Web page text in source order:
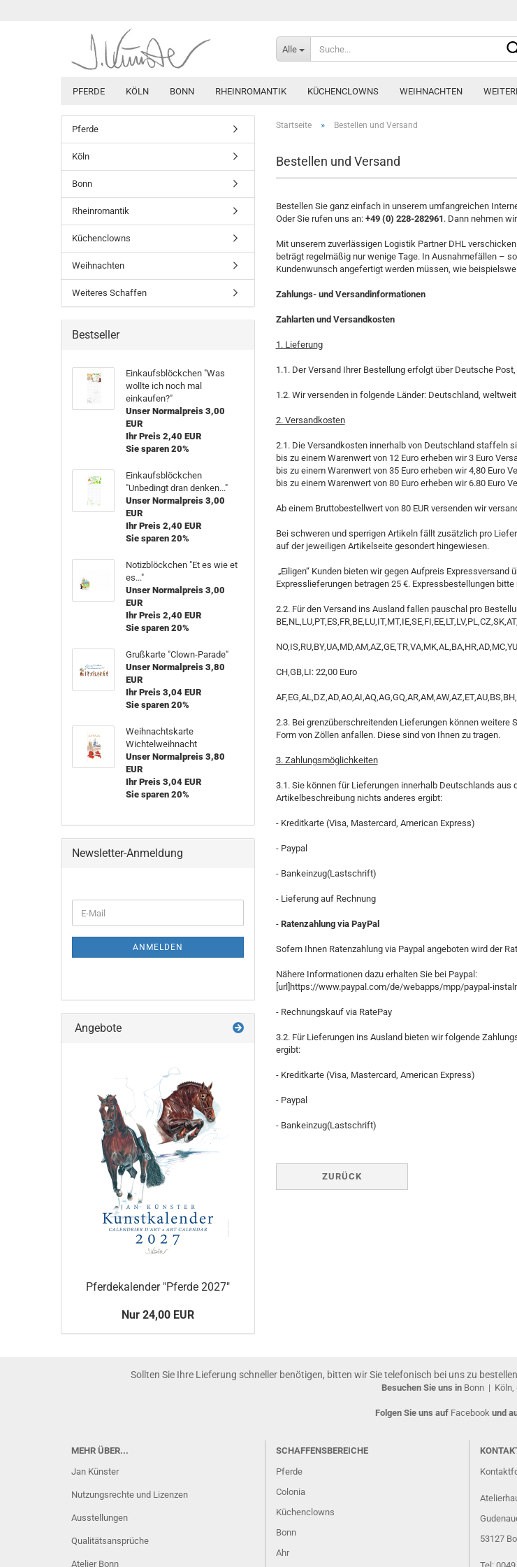
Alle
PFERDE KÖLN BONN RHEINROMANTIK KÜCHENCLOWNS WEIHNACHTEN
Startseite » Bestellen und Versand
Bestellen und Versand
Bestellen Sie ganz einfach in unserem umfangreichen
Oder Sie rufen uns an: +49 (0) 228-282961 . Dann nehmen
Mit unserem zuverlässigen Logistik Partner DHL
beträgt regelmäßig nur wenige Tage. In Ausnahmefällen –
Kundenwunsch angefertigt werden müssen, wie
Zahlungs- und Versandinformationen
Zahlarten und Versandkosten
1. Lieferung
1.1. Der Versand Ihrer Bestellung erfolgt über Deutsche Post,
1.2. Wir versenden in folgende Länder: Deutschland, weltweit
2. Versandkosten
2.1. Die Versandkosten innerhalb von Deutschland staffeln
bis zu einem Warenwert von 12 Euro erheben wir 3 Euro
bis zu einem Warenwert von 35 Euro erheben wir 4,80 Euro
bis zu einem Warenwert von 80 Euro erheben wir 6.80 Euro
Ab einem Bruttobestellwert von 80 EUR versenden wir
Bei schweren und sperrigen Artikeln fällt zusätzlich pro
auf der jeweiligen Artikelseite gesondert hingewiesen.
„Eiligen“ Kunden bieten wir gegen Aufpreis
Expresslieferungen betragen 25 €. Expressbestellungen
2.2. Für den Versand ins Ausland fallen pauschal pro
CH,GB,LI: 22,00 Euro
2.3. Bei grenzüberschreitenden Lieferungen können
Form von Zöllen anfallen. Diese sind von Ihnen zu tragen.
3. Zahlungsmöglichkeiten
3.1. Sie können für Lieferungen innerhalb Deutschlands
Artikelbeschreibung nichts anderes ergibt:
- Kreditkarte (Visa, Mastercard, American Express)
- Paypal
- Bankeinzug(Lastschrift)
- Lieferung auf Rechnung
- Ratenzahlung via PayPal
Sofern Ihnen Ratenzahlung via Paypal angeboten wird der
Nähere Informationen dazu erhalten Sie bei Paypal:
[url]https://www.paypal.com/de/webapps/mpp/paypal-
- Rechnungskauf via RatePay
3.2. Für Lieferungen ins Ausland bieten wir folgende
ergibt:
- Kreditkarte (Visa, Mastercard, American Express)
- Paypal
- Bankeinzug(Lastschrift)
ZURÜCK
Pferde
Köln
Bonn
Rheinromantik
Küchenclowns
Weihnachten
Weiteres Schaffen
Bestseller
Einkaufsblöckchen "Was
wollte ich noch mal
einkaufen?"
Unser Normalpreis 3,00
EUR
Ihr Preis 2,40 EUR
Sie sparen 20%
Einkaufsblöckchen
"Unbedingt dran denken..."
Unser Normalpreis 3,00
EUR
Ihr Preis 2,40 EUR
Sie sparen 20%
Notizblöckchen "Et es wie et
es..."
Unser Normalpreis 3,00
EUR
Ihr Preis 2,40 EUR
Sie sparen 20%
Grußkarte "Clown-Parade"
Unser Normalpreis 3,80
EUR
Ihr Preis 3,04 EUR
Sie sparen 20%
Weihnachtskarte
Wichtelweihnacht
Unser Normalpreis 3,80
EUR
Ihr Preis 3,04 EUR
Sie sparen 20%
Newsletter-Anmeldung
ZUR
E-
Mail
ANMELDEN
Angebote
Pferdekalender "Pferde 2027"
Nur 24,00 EUR
Sollten Sie Ihre Lieferung schneller benötigen, bitten wir Sie telefonisch bei uns zu
Besuchen Sie uns in Bonn | Köln,
Folgen Sie uns auf Facebook und
MEHR ÜBER...
Jan Künster
Nutzungsrechte und Lizenzen
Ausstellungen
Qualitätsansprüche
Atelier Bonn
SCHAFFENSBEREICHE
Pferde
Colonia
Küchenclowns
Bonn
Ahr
53127